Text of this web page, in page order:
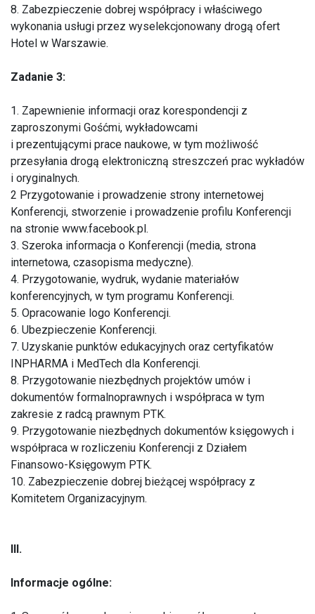
8. Zabezpieczenie dobrej współpracy i właściwego
wykonania usługi przez wyselekcjonowany drogą ofert
Hotel w Warszawie.
Zadanie 3:
1. Zapewnienie informacji oraz korespondencji z
zaproszonymi Gośćmi, wykładowcami
i prezentującymi prace naukowe, w tym możliwość
przesyłania drogą elektroniczną streszczeń prac wykładów
i oryginalnych.
2 Przygotowanie i prowadzenie strony internetowej
Konferencji, stworzenie i prowadzenie profilu Konferencji
na stronie www.facebook.pl.
3. Szeroka informacja o Konferencji (media, strona
internetowa, czasopisma medyczne).
4. Przygotowanie, wydruk, wydanie materiałów
konferencyjnych, w tym programu Konferencji.
5. Opracowanie logo Konferencji.
6. Ubezpieczenie Konferencji.
7. Uzyskanie punktów edukacyjnych oraz certyfikatów
INPHARMA i MedTech dla Konferencji.
8. Przygotowanie niezbędnych projektów umów i
dokumentów formalnoprawnych i współpraca w tym
zakresie z radcą prawnym PTK.
9. Przygotowanie niezbędnych dokumentów księgowych i
współpraca w rozliczeniu Konferencji z Działem
Finansowo-Księgowym PTK.
10. Zabezpieczenie dobrej bieżącej współpracy z
Komitetem Organizacyjnym.
III.
Informacje ogólne: